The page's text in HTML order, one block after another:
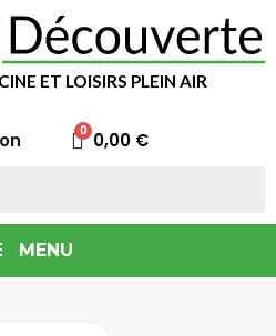
ET LOISIRS PLEIN AIR
0,00 €
MENU